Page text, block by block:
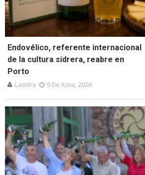
Endovélico, referente internacional
de la cultura sidrera, reabre en
Porto
Lasidra 9 De Xunu, 2026